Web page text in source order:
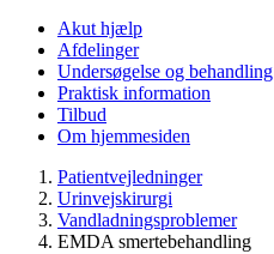
Akut hjælp
Afdelinger
Undersøgelse og behandling
Praktisk information
Tilbud
Om hjemmesiden
Patientvejledninger
Urinvejskirurgi
Vandladningsproblemer
EMDA smertebehandling